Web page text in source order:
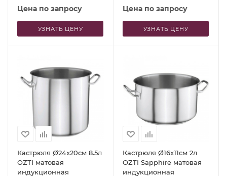
Цена по запросу
УЗНАТЬ ЦЕНУ
Цена по запросу
УЗНАТЬ ЦЕНУ
Кастрюля Ø24x20см 8.5л
OZTI матовая
индукционная
Кастрюля Ø16x11см 2л
OZTI Sapphire матовая
индукционная